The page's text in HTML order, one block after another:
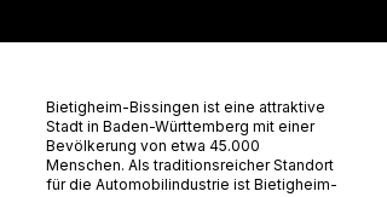
Bietigheim-Bissingen ist eine attraktive
Stadt in Baden-Württemberg mit einer
Bevölkerung von etwa 45.000
Menschen. Als traditionsreicher Standort
für die Automobilindustrie ist Bietigheim-